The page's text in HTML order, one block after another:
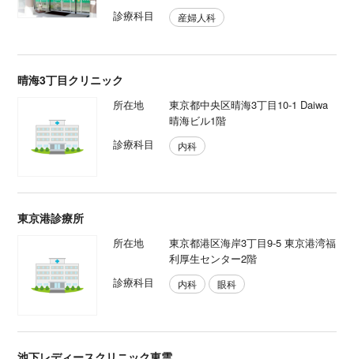
診療科目
産婦人科
晴海3丁目クリニック
所在地
東京都中央区晴海3丁目10-1 Daiwa
晴海ビル1階
診療科目
内科
東京港診療所
所在地
東京都港区海岸3丁目9-5 東京港湾福
利厚生センター2階
診療科目
内科 眼科